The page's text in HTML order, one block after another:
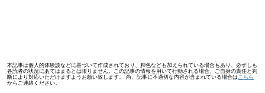
本記事は個人的体験談などに基づいて作成されており、脚色なども加えられている場合もあり、必ずしも
各読者の状況にあてはまるとは限りません。この記事の情報を用いて行動される場合、ご自身の責任と判
断により対応いただけますようお願い致します。 尚、記事に不適切な内容が含まれている場合は こちら
からご連絡ください。